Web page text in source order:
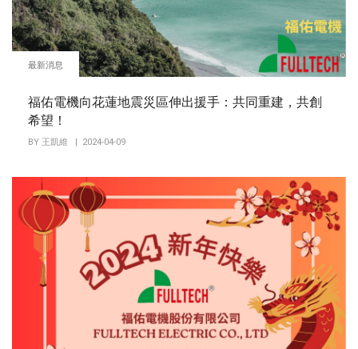
最新消息
福佑電機向花蓮地震災區伸出援手：共同重建，共創
希望！
BY 王凱維 | 2024-04-09